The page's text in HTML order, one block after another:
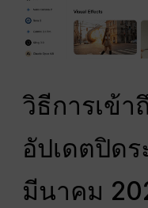
วิธีการเข้า
อัปเดตปิด
มีนาคม